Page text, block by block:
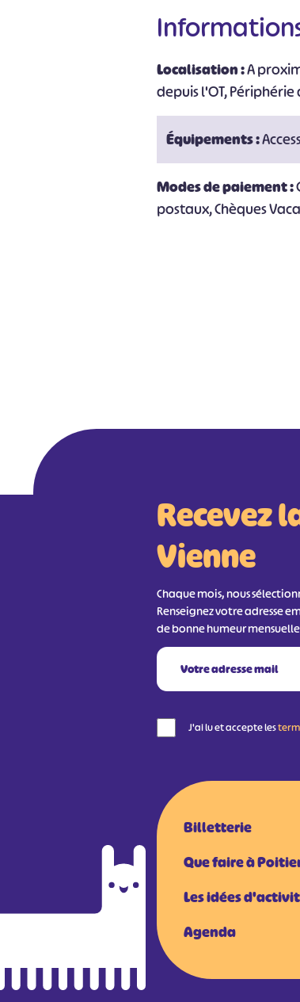
Localisation :A
depuis l'OT,
Équipements :
Modes de paiement :
postaux, Chèques
Recevez
Vienne
Chaque mois, nous
Renseignez votre adresse
de bonne humeur
J'ai lu et accepte les
Billetterie
Que faire à
Les idées
Agenda